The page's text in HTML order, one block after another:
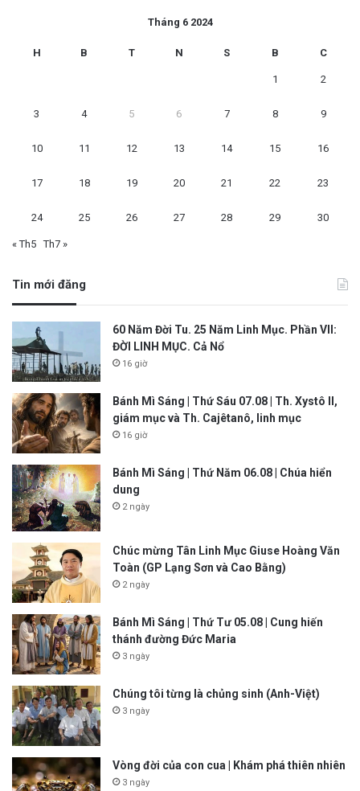
Tháng 6 2024
H B T N S B C
1 2
3 4 5 6 7 8 9
10 11 12 13 14 15 16
17 18 19 20 21 22 23
24 25 26 27 28 29 30
« Th5 Th7 »
Tin mới đăng
60 Năm Đời Tu. 25 Năm Linh Mục. Phần VII:
ĐỜI LINH MỤC. Cả Nổ
16 giờ
Bánh Mì Sáng | Thứ Sáu 07.08 | Th. Xystô II,
giám mục và Th. Cajêtanô, linh mục
16 giờ
Bánh Mì Sáng | Thứ Năm 06.08 | Chúa hiển
dung
2 ngày
Chúc mừng Tân Linh Mục Giuse Hoàng Văn
Toàn (GP Lạng Sơn và Cao Bằng)
2 ngày
Bánh Mì Sáng | Thứ Tư 05.08 | Cung hiến
thánh đường Đức Maria
3 ngày
Chúng tôi từng là chủng sinh (Anh-Việt)
3 ngày
Vòng đời của con cua | Khám phá thiên nhiên
3 ngày